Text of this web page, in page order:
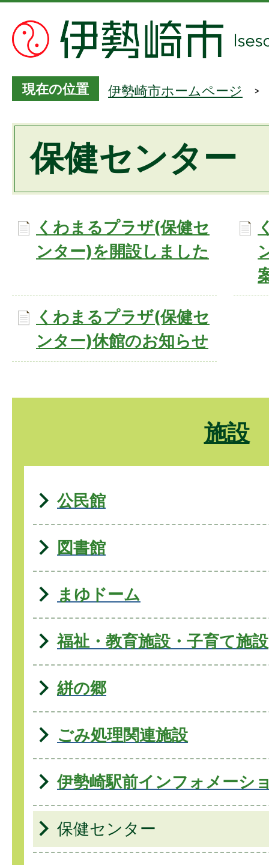
現在の位置 伊勢崎市ホームページ
保健センター
くわまるプラザ(保健セ
ンター)を開設しました
くわまるプラザ(保健セ
ンター)休館のお知らせ
施設
公民館
図書館
まゆドーム
福祉・教育施設・子育て施設
絣の郷
ごみ処理関連施設
伊勢崎駅前インフォメーシ
保健センター